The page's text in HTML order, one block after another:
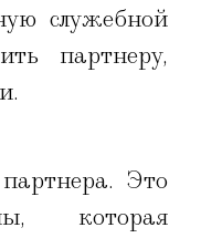
служебной
партнеру,
Это
которая